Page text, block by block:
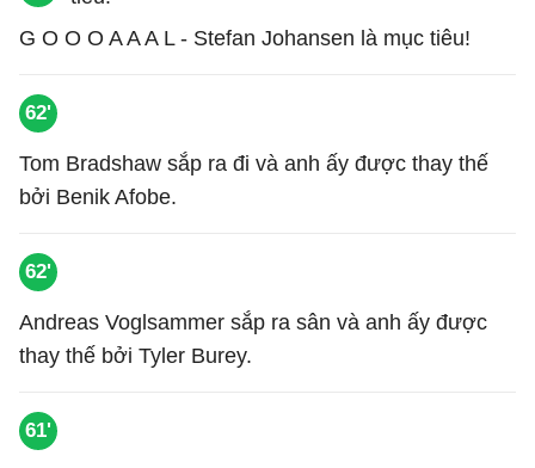
G O O O A A A L - Stefan Johansen là mục tiêu!
62'
Tom Bradshaw sắp ra đi và anh ấy được thay thế
bởi Benik Afobe.
62'
Andreas Voglsammer sắp ra sân và anh ấy được
thay thế bởi Tyler Burey.
61'